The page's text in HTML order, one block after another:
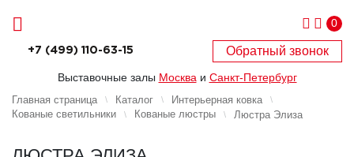
0
+7 (499) 110-63-15 Обратный звонок
Выставочные залы Москва и Санкт-Петербург
Главная страница Каталог
Интерьерная ковка
Кованые светильники
Кованые люстры Люстра Элиза